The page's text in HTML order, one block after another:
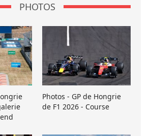
PHOTOS
Photos - GP de Hongrie
de F1 2026 - Course